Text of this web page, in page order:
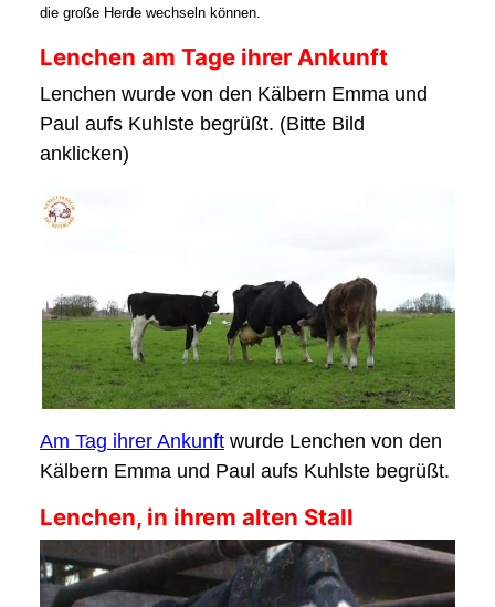
die große Herde wechseln können.
Lenchen am Tage ihrer Ankunft
Lenchen wurde von den Kälbern Emma und
Paul aufs Kuhlste begrüßt. (Bitte Bild
anklicken)
Am Tag ihrer Ankunft wurde Lenchen von den
Kälbern Emma und Paul aufs Kuhlste begrüßt.
Lenchen, in ihrem alten Stall